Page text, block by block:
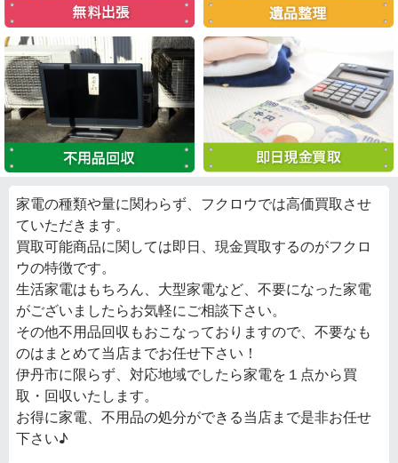
家電の種類や量に関わらず、フクロウでは高価買取させ
ていただきます。
買取可能商品に関しては即日、現金買取するのがフクロ
ウの特徴です。
生活家電はもちろん、大型家電など、不要になった家電
がございましたらお気軽にご相談下さい。
その他不用品回収もおこなっておりますので、不要なも
のはまとめて当店までお任せ下さい！
伊丹市に限らず、対応地域でしたら家電を１点から買
取・回収いたします。
お得に家電、不用品の処分ができる当店まで是非お任せ
下さい♪